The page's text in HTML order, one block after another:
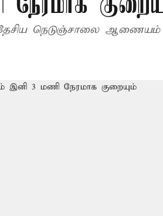
தேசிய நெடுஞ்சாலை ஆணையம்